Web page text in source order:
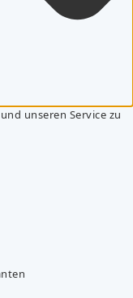
unseren Service zu